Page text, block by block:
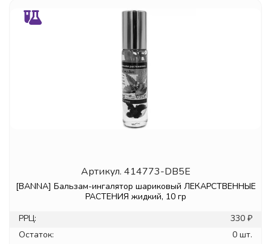
Артикул. 414773-DB5E
[BANNA] Бальзам-ингалятор шариковый ЛЕКАРСТВЕННЫЕ
РАСТЕНИЯ жидкий, 10 гр
РРЦ:
330 ₽
Остаток:
0 шт.